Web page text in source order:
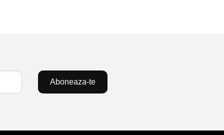
Aboneaza-te